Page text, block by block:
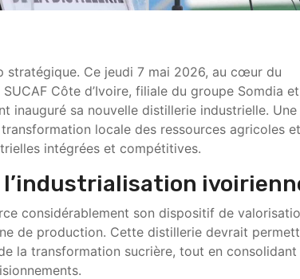
stratégique. Ce jeudi 7 mai 2026, au cœur du
Côte d’Ivoire, filiale du groupe Somdia et
inauguré sa nouvelle distillerie industrielle. Une
locale des ressources agricoles et
intégrées et compétitives.
l’industrialisation
considérablement son dispositif de
de production. Cette distillerie devrait
la transformation sucrière, tout en consolidant